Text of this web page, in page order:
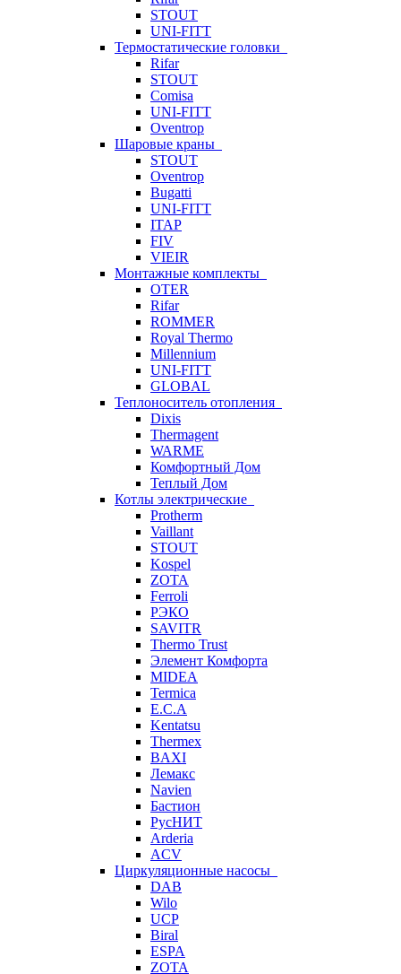
STOUT
UNI-FITT
Термостатические головки
Rifar
STOUT
Comisa
UNI-FITT
Oventrop
Шаровые краны
STOUT
Oventrop
Bugatti
UNI-FITT
ITAP
FIV
VIEIR
Монтажные комплекты
OTER
Rifar
ROMMER
Royal Thermo
Millennium
UNI-FITT
GLOBAL
Теплоноситель отопления
Dixis
Thermagent
WARME
Комфортный Дом
Теплый Дом
Котлы электрические
Protherm
Vaillant
STOUT
Kospel
ZOTA
Ferroli
РЭКО
SAVITR
Thermo Trust
Элемент Комфорта
MIDEA
Termica
E.C.A
Kentatsu
Thermex
BAXI
Лемакс
Navien
Бастион
РусНИТ
Arderia
ACV
Циркуляционные насосы
DAB
Wilo
UCP
Biral
ESPA
ZOTA